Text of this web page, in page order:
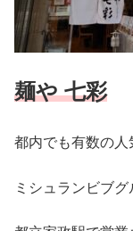
麺や 七彩
都内でも有数の人
ミシュランビブ